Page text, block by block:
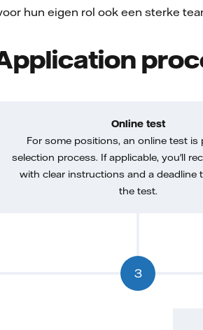
hun eigen rol ook een sterke
3
Online test
For some positions, an online test is
selection process. If applicable, you'll
with clear instructions and a deadline
the test.